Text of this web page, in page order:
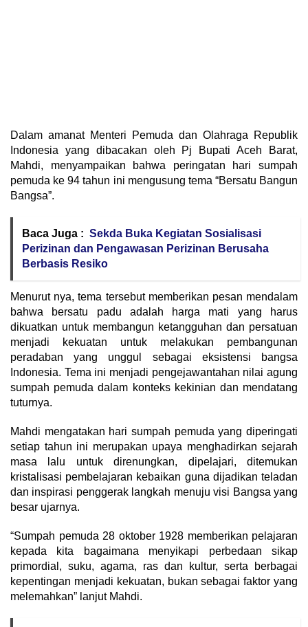
Dalam amanat Menteri Pemuda dan Olahraga Republik
Indonesia yang dibacakan oleh Pj Bupati Aceh Barat,
Mahdi, menyampaikan bahwa peringatan hari sumpah
pemuda ke 94 tahun ini mengusung tema “Bersatu Bangun
Bangsa”.
Baca Juga : Sekda Buka Kegiatan Sosialisasi
Perizinan dan Pengawasan Perizinan Berusaha
Berbasis Resiko
Menurut nya, tema tersebut memberikan pesan mendalam
bahwa bersatu padu adalah harga mati yang harus
dikuatkan untuk membangun ketangguhan dan persatuan
menjadi kekuatan untuk melakukan pembangunan
peradaban yang unggul sebagai eksistensi bangsa
Indonesia. Tema ini menjadi pengejawantahan nilai agung
sumpah pemuda dalam konteks kekinian dan mendatang
tuturnya.
Mahdi mengatakan hari sumpah pemuda yang diperingati
setiap tahun ini merupakan upaya menghadirkan sejarah
masa lalu untuk direnungkan, dipelajari, ditemukan
kristalisasi pembelajaran kebaikan guna dijadikan teladan
dan inspirasi penggerak langkah menuju visi Bangsa yang
besar ujarnya.
“Sumpah pemuda 28 oktober 1928 memberikan pelajaran
kepada kita bagaimana menyikapi perbedaan sikap
primordial, suku, agama, ras dan kultur, serta berbagai
kepentingan menjadi kekuatan, bukan sebagai faktor yang
melemahkan” lanjut Mahdi.